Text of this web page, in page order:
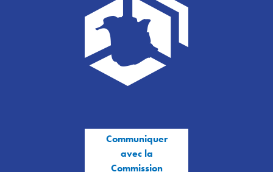
Communiquer
avec la
Commission